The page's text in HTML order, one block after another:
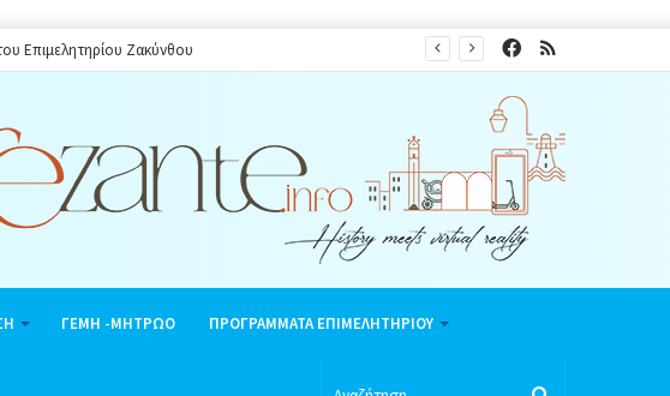
κατά την θερινή περίοδο 2026 RSS
Facebook
ΓΕΜΗ -ΜΗΤΡΩΟ ΠΡΟΓΡΑΜΜΑΤΑ ΕΠΙΜΕΛΗΤΗΡΙΟΥ